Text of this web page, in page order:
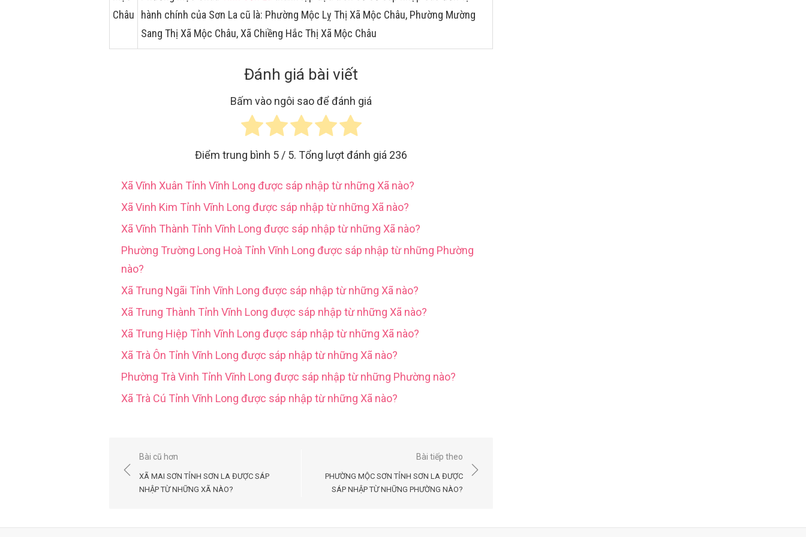
Châu
hành chính của Sơn La cũ là: Phường Mộc Lỵ Thị Xã Mộc Châu, Phường Mường
Sang Thị Xã Mộc Châu, Xã Chiềng Hắc Thị Xã Mộc Châu
Đánh giá bài viết
Bấm vào ngôi sao để đánh giá
Điểm trung bình 5 / 5. Tổng lượt đánh giá 236
Xã Vĩnh Xuân Tỉnh Vĩnh Long được sáp nhập từ những Xã nào?
Xã Vinh Kim Tỉnh Vĩnh Long được sáp nhập từ những Xã nào?
Xã Vĩnh Thành Tỉnh Vĩnh Long được sáp nhập từ những Xã nào?
Phường Trường Long Hoà Tỉnh Vĩnh Long được sáp nhập từ những Phường
nào?
Xã Trung Ngãi Tỉnh Vĩnh Long được sáp nhập từ những Xã nào?
Xã Trung Thành Tỉnh Vĩnh Long được sáp nhập từ những Xã nào?
Xã Trung Hiệp Tỉnh Vĩnh Long được sáp nhập từ những Xã nào?
Xã Trà Ôn Tỉnh Vĩnh Long được sáp nhập từ những Xã nào?
Phường Trà Vinh Tỉnh Vĩnh Long được sáp nhập từ những Phường nào?
Xã Trà Cú Tỉnh Vĩnh Long được sáp nhập từ những Xã nào?
Điều
hướng
Bài cũ hơn
XÃ MAI SƠN TỈNH SƠN LA ĐƯỢC SÁP
NHẬP TỪ NHỮNG XÃ NÀO?
Bài tiếp theo
PHƯỜNG MỘC SƠN TỈNH SƠN LA ĐƯỢC
SÁP NHẬP TỪ NHỮNG PHƯỜNG NÀO?